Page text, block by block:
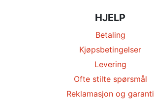
HJELP
Betaling
Kjøpsbetingelser
Levering
Ofte stilte spørsmål
Reklamasjon og garanti